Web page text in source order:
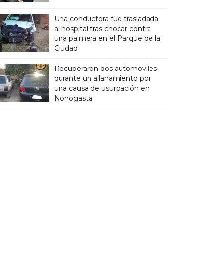
Una conductora fue trasladada
al hospital tras chocar contra
una palmera en el Parque de la
Ciudad
Recuperaron dos automóviles
durante un allanamiento por
una causa de usurpación en
Nonogasta